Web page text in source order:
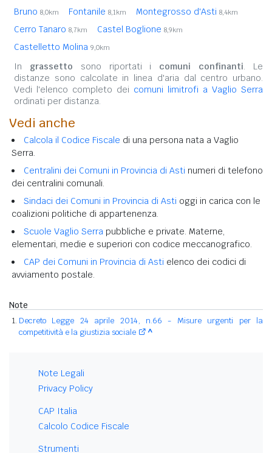
Bruno 8,0km Fontanile 8,1km Montegrosso d'Asti 8,4km
Cerro Tanaro 8,7km Castel Boglione 8,9km
Castelletto Molina 9,0km
In grassetto sono riportati i comuni confinanti. Le
distanze sono calcolate in linea d'aria dal centro urbano.
Vedi l'elenco completo dei comuni limitrofi a Vaglio Serra
ordinati per distanza.
Vedi anche
Calcola il Codice Fiscale di una persona nata a Vaglio
Serra.
Centralini dei Comuni in Provincia di Asti numeri di telefono
dei centralini comunali.
Sindaci dei Comuni in Provincia di Asti oggi in carica con le
coalizioni politiche di appartenenza.
Scuole Vaglio Serra pubbliche e private. Materne,
elementari, medie e superiori con codice meccanografico.
CAP dei Comuni in Provincia di Asti elenco dei codici di
avviamento postale.
Note
Decreto Legge 24 aprile 2014, n.66 - Misure urgenti per la
competitività e la giustizia sociale
^
Note Legali
Privacy Policy
CAP Italia
Calcolo Codice Fiscale
Strumenti